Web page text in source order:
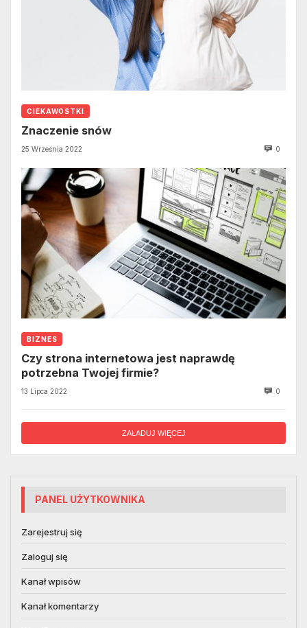
CIEKAWOSTKI
Znaczenie snów
25 Września 2022 0
BIZNES
Czy strona internetowa jest naprawdę
potrzebna Twojej firmie?
13 Lipca 2022 0
ZAŁADUJ WIĘCEJ
PANEL UŻYTKOWNIKA
Zarejestruj się
Zaloguj się
Kanał wpisów
Kanał komentarzy